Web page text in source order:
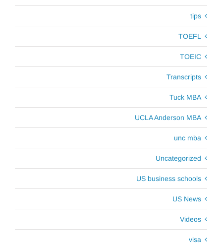
tips
TOEFL
TOEIC
Transcripts
Tuck MBA
UCLA Anderson MBA
unc mba
Uncategorized
US business schools
US News
Videos
visa